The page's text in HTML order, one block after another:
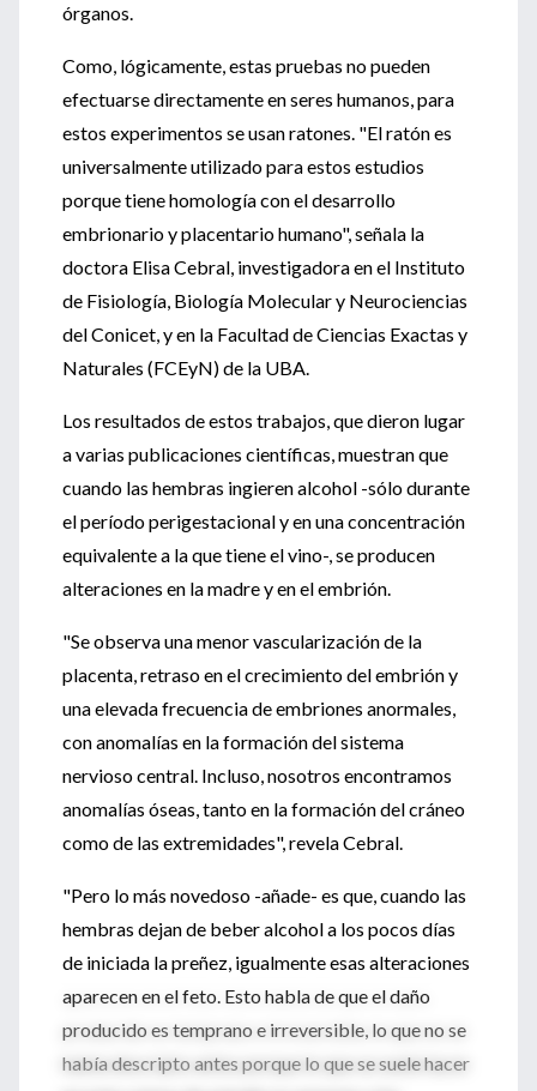
órganos.
Como, lógicamente, estas pruebas no pueden
efectuarse directamente en seres humanos, para
estos experimentos se usan ratones. "El ratón es
universalmente utilizado para estos estudios
porque tiene homología con el desarrollo
embrionario y placentario humano", señala la
doctora Elisa Cebral, investigadora en el Instituto
de Fisiología, Biología Molecular y Neurociencias
del Conicet, y en la Facultad de Ciencias Exactas y
Naturales (FCEyN) de la UBA.
Los resultados de estos trabajos, que dieron lugar
a varias publicaciones científicas, muestran que
cuando las hembras ingieren alcohol -sólo durante
el período perigestacional y en una concentración
equivalente a la que tiene el vino-, se producen
alteraciones en la madre y en el embrión.
"Se observa una menor vascularización de la
placenta, retraso en el crecimiento del embrión y
una elevada frecuencia de embriones anormales,
con anomalías en la formación del sistema
nervioso central. Incluso, nosotros encontramos
anomalías óseas, tanto en la formación del cráneo
como de las extremidades", revela Cebral.
"Pero lo más novedoso -añade- es que, cuando las
hembras dejan de beber alcohol a los pocos días
de iniciada la preñez, igualmente esas alteraciones
aparecen en el feto. Esto habla de que el daño
producido es temprano e irreversible, lo que no se
había descripto antes porque lo que se suele hacer